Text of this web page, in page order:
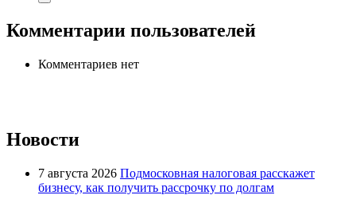
Комментарии пользователей
Комментариев нет
Новости
7 августа 2026 Подмосковная налоговая расскажет
бизнесу, как получить рассрочку по долгам